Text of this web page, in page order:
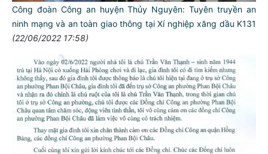
Công đoàn Công an huyện Thủy Nguyên: Tuyên truyền an
ninh mạng và an toàn giao thông tại Xí nghiệp xăng dầu K131
(22/06/2022 17:58)